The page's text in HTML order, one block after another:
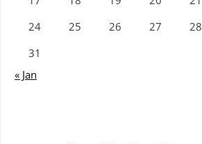
24
25 26 27 28
31
« Jan